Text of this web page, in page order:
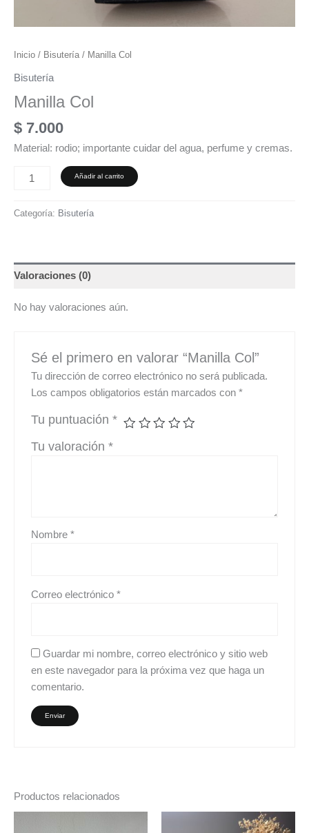
Inicio / Bisutería / Manilla Col
Bisutería
Manilla Col
$ 7.000
Material: rodio; importante cuidar del agua, perfume y cremas.
Añadir al carrito
Categoría: Bisutería
Valoraciones (0)
No hay valoraciones aún.
Sé el primero en valorar “Manilla Col”
Tu dirección de correo electrónico no será publicada.
Los campos obligatorios están marcados con*
Tu puntuación*
Tu valoración*
Nombre*
Correo electrónico*
Guardar mi nombre, correo electrónico y sitio web
en este navegador para la próxima vez que haga un
comentario.
Productos relacionados